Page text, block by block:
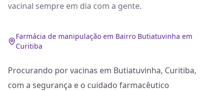
vacinal sempre em dia com a gente.
Farmácia de manipulação em Bairro Butiatuvinha em
Curitiba
Procurando por vacinas em Butiatuvinha, Curitiba,
com a segurança e o cuidado farmacêutico